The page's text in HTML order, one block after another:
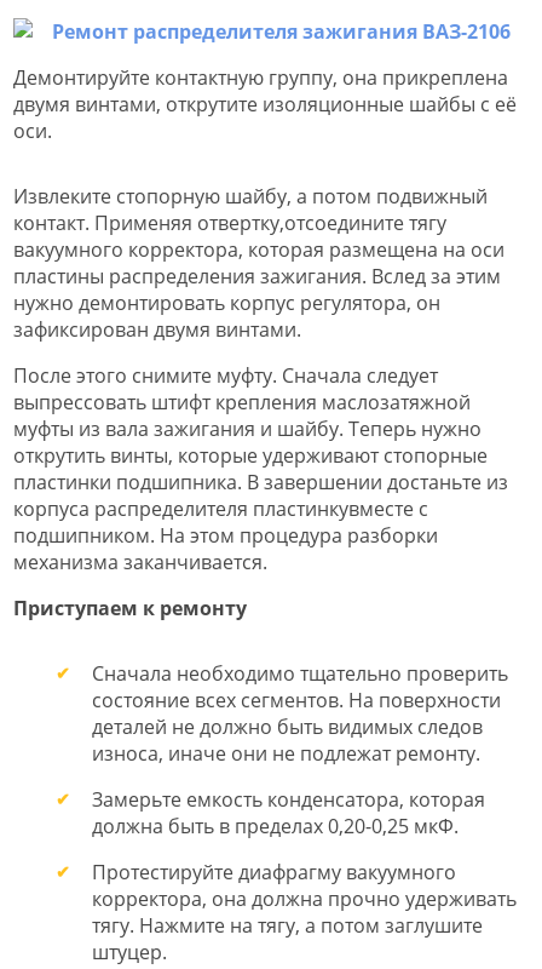
Демонтируйте контактную группу, она прикреплена
двумя винтами, открутите изоляционные шайбы с её
оси.
Извлеките стопорную шайбу, а потом подвижный
контакт. Применяя отвертку,отсоедините тягу
вакуумного корректора, которая размещена на оси
пластины распределения зажигания. Вслед за этим
нужно демонтировать корпус регулятора, он
зафиксирован двумя винтами.
После этого снимите муфту. Сначала следует
выпрессовать штифт крепления маслозатяжной
муфты из вала зажигания и шайбу. Теперь нужно
открутить винты, которые удерживают стопорные
пластинки подшипника. В завершении достаньте из
корпуса распределителя пластинкувместе с
подшипником. На этом процедура разборки
механизма заканчивается.
Приступаем к ремонту
Сначала необходимо тщательно проверить
состояние всех сегментов. На поверхности
деталей не должно быть видимых следов
износа, иначе они не подлежат ремонту.
Замерьте емкость конденсатора, которая
должна быть в пределах 0,20-0,25 мкФ.
Протестируйте диафрагму вакуумного
корректора, она должна прочно удерживать
тягу. Нажмите на тягу, а потом заглушите
штуцер.